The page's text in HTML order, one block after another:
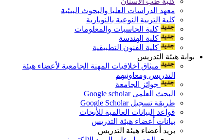
معهد الدراسات العليا والبحوث البيئية
كلية التربية النوعية بالنوبارية
كلية الحاسبات والمعلومات
كلية الهندسة
كلية الفنون التطبيقية
بوابة هيئة التدريس
ميثاق أخلاقيات المهنة الجامعية لأعضاء هيئة
التدريس ومعاونيهم
جوائز الجامعة
البحث العلمى Google scholar
طريقة تسجيل Google Scholar
قواعد البيانات العالمية للأبحاث
بيانات أعضاء هيئة التدريس
بريد أعضاء هيئة التدريس